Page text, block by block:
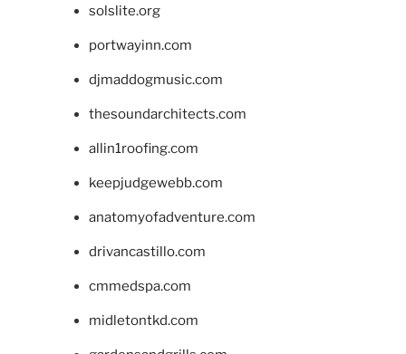
solslite.org
portwayinn.com
djmaddogmusic.com
thesoundarchitects.com
allin1roofing.com
keepjudgewebb.com
anatomyofadventure.com
drivancastillo.com
cmmedspa.com
midletontkd.com